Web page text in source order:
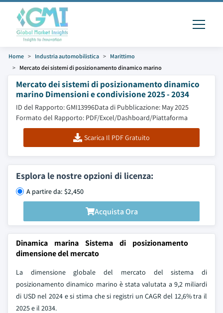
Home Industria automobilistica
Marittimo
Mercato dei sistemi di posizionamento dinamico marino
Mercato dei sistemi di posizionamento dinamico
marino Dimensioni e condivisione 2025 - 2034
ID del Rapporto: GMI13996Data di Pubblicazione: May 2025
Formato del Rapporto: PDF/Excel/Dashboard/Piattaforma
Scarica Il PDF Gratuito
Esplora le nostre opzioni di licenza:
A partire da: $2,450
Acquista Ora
Dinamica marina Sistema di posizionamento
dimensione del mercato
La dimensione globale del mercato del sistema di
posizionamento dinamico marino è stata valutata a 9,2 miliardi
di USD nel 2024 e si stima che si registri un CAGR del 12,6% tra il
2025 e il 2034.